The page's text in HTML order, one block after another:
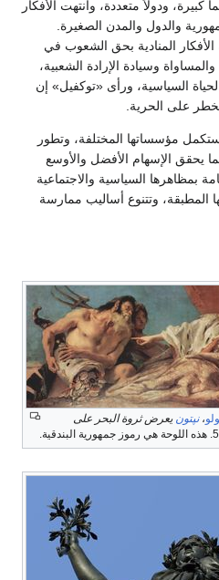
ودولاً متعددة، وانتهت الأفكار
والدول والمدن الصغيرة.
المنادية بحق الشعوب في
وسيادة الإرادة الشعبية،
السياسية، ورأى «توكفيل» إن
على الحرية.
مؤسساتها المختلفة، وتطور
يحقق الإسهام الأفضل والأوسع
بمظاهرها السياسية والاجتماعية
المطبقة، وتتنوع أساليب ممارسة
،نپتون يعرض ثروة البحر على